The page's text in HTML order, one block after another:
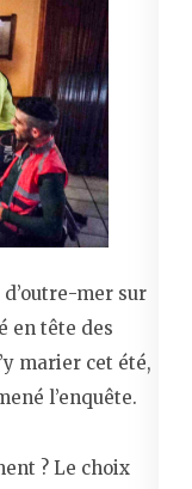
mer sur
en tête des
marier cet été,
l’enquête.
? Le choix